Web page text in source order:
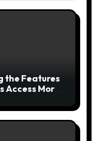
the Features
More